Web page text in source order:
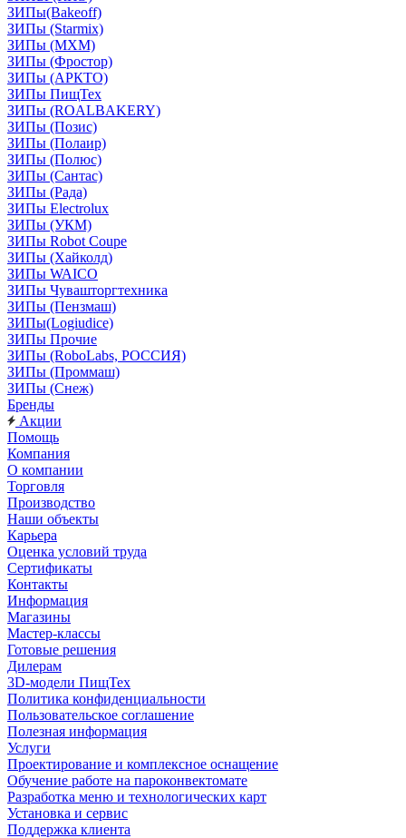
ЗИПы(Bakeoff)
ЗИПы (Starmix)
ЗИПы (МХМ)
ЗИПы (Фростор)
ЗИПы (АРКТО)
ЗИПы ПищТех
ЗИПы (ROALBAKERY)
ЗИПы (Позис)
ЗИПы (Полаир)
ЗИПы (Полюс)
ЗИПы (Сантас)
ЗИПы (Рада)
ЗИПы Electrolux
ЗИПы (УКМ)
ЗИПы Robot Coupe
ЗИПы (Хайколд)
ЗИПы WAICO
ЗИПы Чувашторгтехника
ЗИПы (Пензмаш)
ЗИПы(Logiudice)
ЗИПы Прочие
ЗИПы (RoboLabs, РОССИЯ)
ЗИПы (Проммаш)
ЗИПы (Снеж)
Бренды
Акции
Помощь
Компания
О компании
Торговля
Производство
Наши объекты
Карьера
Оценка условий труда
Сертификаты
Контакты
Информация
Магазины
Мастер-классы
Готовые решения
Дилерам
3D-модели ПищТех
Политика конфиденциальности
Пользовательское соглашение
Полезная информация
Услуги
Проектирование и комплексное оснащение
Обучение работе на пароконвектомате
Разработка меню и технологических карт
Установка и сервис
Поддержка клиента